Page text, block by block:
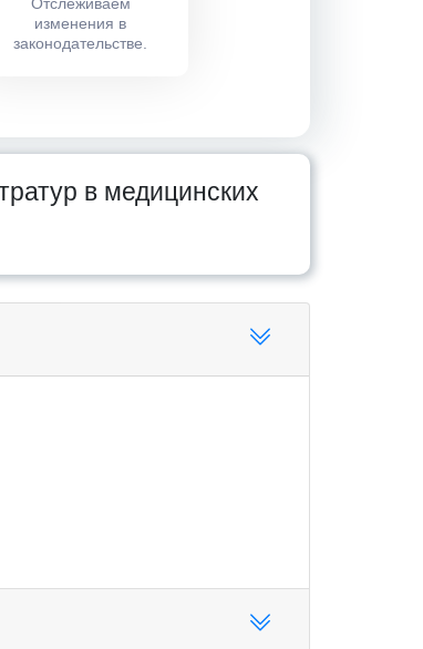
изменения в
законодательстве.
в медицинских